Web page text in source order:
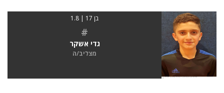
בן 17 | 1.8
#
גדי אשקר
מצליב/ה